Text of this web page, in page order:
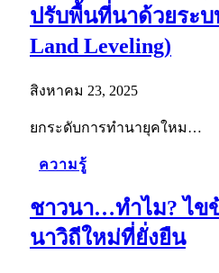
ปรับพื้นที่นาด้วยระบ
Land Leveling)
สิงหาคม 23, 2025
ยกระดับการทำนายุคใหม…
ความรู้
ชาวนา…ทำไม? ไข
นาวิถีใหม่ที่ยั่งยืน